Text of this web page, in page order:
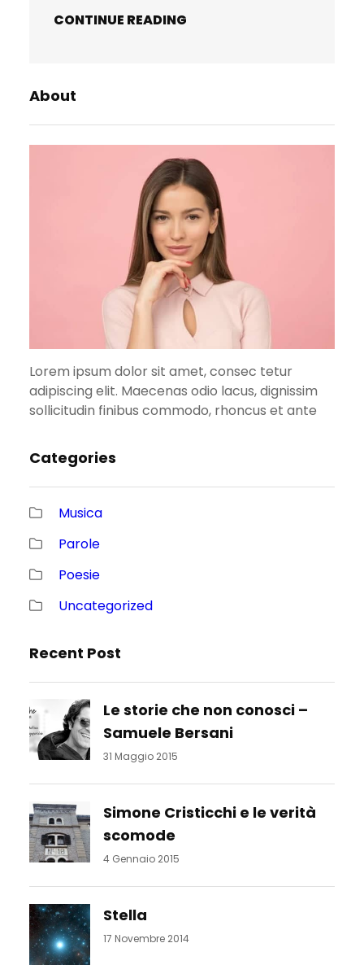
CONTINUE READING
About
Lorem ipsum dolor sit amet, consec tetur
adipiscing elit. Maecenas odio lacus, dignissim
sollicitudin finibus commodo, rhoncus et ante
Categories
Musica
Parole
Poesie
Uncategorized
Recent Post
Le storie che non conosci –
Samuele Bersani
31 Maggio 2015
Simone Cristicchi e le verità
scomode
4 Gennaio 2015
Stella
17 Novembre 2014